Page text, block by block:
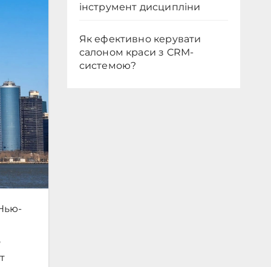
інструмент дисципліни
Як ефективно керувати
салоном краси з CRM-
системою?